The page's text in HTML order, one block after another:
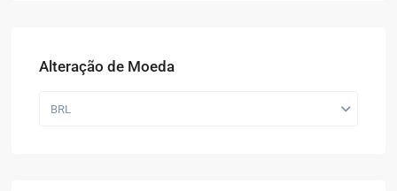
Alteração de Moeda
BRL